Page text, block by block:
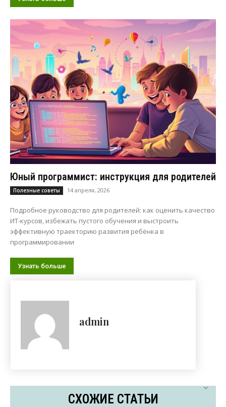
Юный программист: инструкция для родителей
Полезные советы 14 апреля, 2026
Подробное руководство для родителей: как оценить качество
ИТ-курсов, избежать пустого обучения и выстроить
эффективную траекторию развития ребёнка в
программировании
Узнать больше
admin
СХОЖИЕ СТАТЬИ